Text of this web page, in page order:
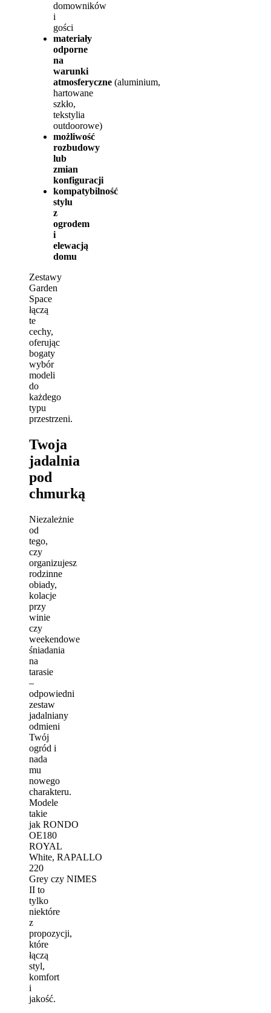
domowników
i
gości
materiały
odporne
na
warunki
atmosferyczne (aluminium,
hartowane
szkło,
tekstylia
outdoorowe)
możliwość
rozbudowy
lub
zmian
konfiguracji
kompatybilność
stylu
z
ogrodem
i
elewacją
domu
Zestawy
Garden
Space
łączą
te
cechy,
oferując
bogaty
wybór
modeli
do
każdego
typu
przestrzeni.
Twoja
jadalnia
pod
chmurką
Niezależnie
od
tego,
czy
organizujesz
rodzinne
obiady,
kolacje
przy
winie
czy
weekendowe
śniadania
na
tarasie
–
odpowiedni
zestaw
jadalniany
odmieni
Twój
ogród i
nada
mu
nowego
charakteru.
Modele
takie
jak RONDO
OE180
ROYAL
White, RAPALLO
220
Grey czy NIMES
II to
tylko
niektóre
z
propozycji,
które
łączą
styl,
komfort
i
jakość.